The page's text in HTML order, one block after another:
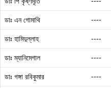
ডাঃ এন গোমাথি
----
ডাঃ হামিদুল্লাহ
----
ডাঃ ম্যানিমেগাল
----
ডাঃ গঙ্গা রবিকুমার
----